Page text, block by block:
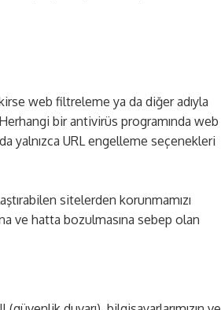
web filtreleme ya da diğer adıyla
bir antivirüs programında web
yalnızca URL engelleme seçenekleri
sitelerden korunmamızı
ve hatta bozulmasına sebep olan